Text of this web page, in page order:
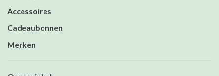
Accessoires
Cadeaubonnen
Merken